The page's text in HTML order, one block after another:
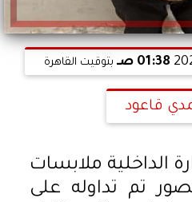
01:38 صـ بتوقيت القاهرة
قاعود
الداخلية ملابسات
تم تداوله على